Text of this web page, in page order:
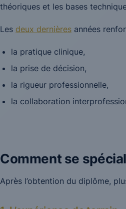
théoriques et les bases
Les deux dernières années
la pratique clinique,
la prise de décision,
la rigueur professionnelle,
la collaboration
Comment se
Après l’obtention du diplôme,